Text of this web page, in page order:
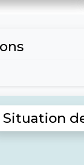
Situation